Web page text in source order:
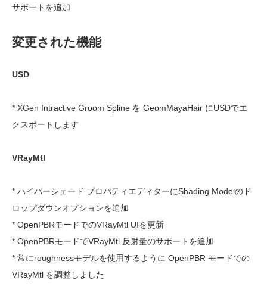
サポートを追加
変更された機能
USD
* XGen Intractive Groom Spline を GeomMayaHair にUSDでエ
クスポートします
VRayMtl
* ハイパーシェード プロパティエディターにShading Modelのド
ロップダウンオプションを追加
* OpenPBRモードでのVRayMtl UIを更新
* OpenPBRモードでVRayMtl 反射量のサポートを追加
* 常にroughnessモデルを使用するように OpenPBR モードでの
VRayMtl を調整しました